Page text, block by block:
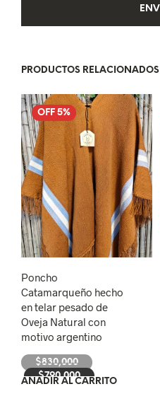
PRODUCTOS RELACIONADOS
OFF 5%
Poncho
Catamarqueño hecho
en telar pesado de
Oveja Natural con
motivo argentino
$830,000
El
precio
$790,000
El
AÑADIR AL CARRITO